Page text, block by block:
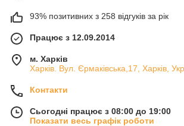
93% позитивних з 258 відгуків за рік
Працює з 12.09.2014
м. Харків
Харків. Вул. Єрмаківська,17, Харків,
Контакти
Сьогодні працює з 08:00 до 19:00
Показати весь графік роботи